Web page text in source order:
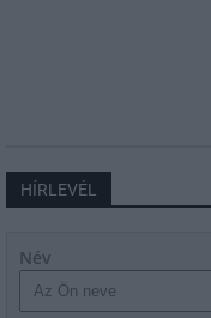
HÍRLEVÉL
Név